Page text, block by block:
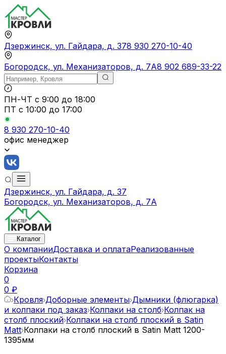
Дзержинск, ул. Гайдара, д. 378 930 270-10-40
Богородск, ул. Механизаторов, д. 7А8 902 689-33-22
ПН-ЧТ с 9:00 до 18:00
ПТ с 10:00 до 17:00
8 930 270-10-40
офис менеджер
Дзержинск, ул. Гайдара, д. 37
Богородск, ул. Механизаторов, д. 7А
Каталог
О компанииДоставка и оплатаРеализованные
проектыКонтакты
Корзина
0
0 ₽
Кровля Доборные элементы Дымники (флюгарка)
и колпаки под заказ Колпаки на столб Колпак на
столб плоский Колпаки на столб плоский в Satin
Matt Колпаки на столб плоский в Satin Matt 1200-
1395мм